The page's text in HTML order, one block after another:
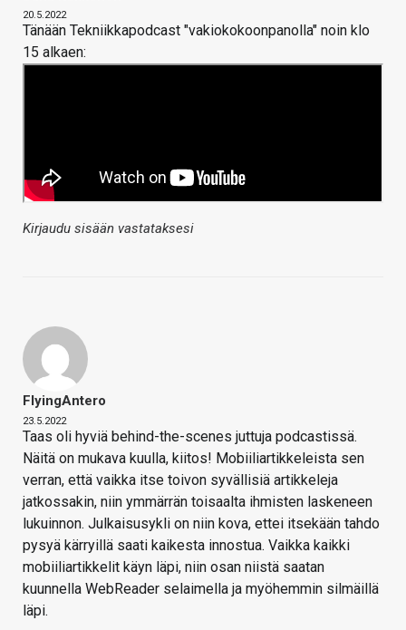
20.5.2022
Tänään Tekniikkapodcast "vakiokokoonpanolla" noin klo
15 alkaen:
Kirjaudu sisään vastataksesi
FlyingAntero
23.5.2022
Taas oli hyviä behind-the-scenes juttuja podcastissä.
Näitä on mukava kuulla, kiitos! Mobiiliartikkeleista sen
verran, että vaikka itse toivon syvällisiä artikkeleja
jatkossakin, niin ymmärrän toisaalta ihmisten laskeneen
lukuinnon. Julkaisusykli on niin kova, ettei itsekään tahdo
pysyä kärryillä saati kaikesta innostua. Vaikka kaikki
mobiiliartikkelit käyn läpi, niin osan niistä saatan
kuunnella WebReader selaimella ja myöhemmin silmäillä
läpi.